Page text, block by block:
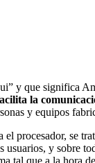
y que significa
la
y equipos
se
y sobre
tal que a la